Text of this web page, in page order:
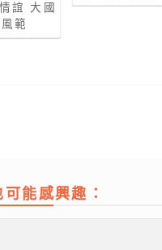
誼 大國
風範
能感興趣：